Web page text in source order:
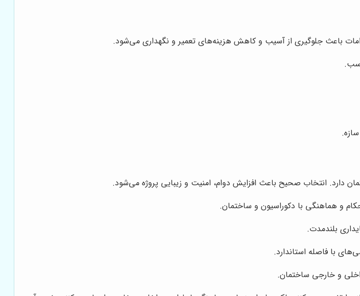
باعث جلوگیری از آسیب و کاهش هزینه‌های تعمیر و نگهداری می‌شود.
دارد. انتخاب صحیح باعث افزایش دوام، امنیت و زیبایی پروژه می‌شود.
و هماهنگی با دکوراسیون و ساختمان.
بلندمدت.
با فاصله استاندارد.
و خارجی ساختمان.